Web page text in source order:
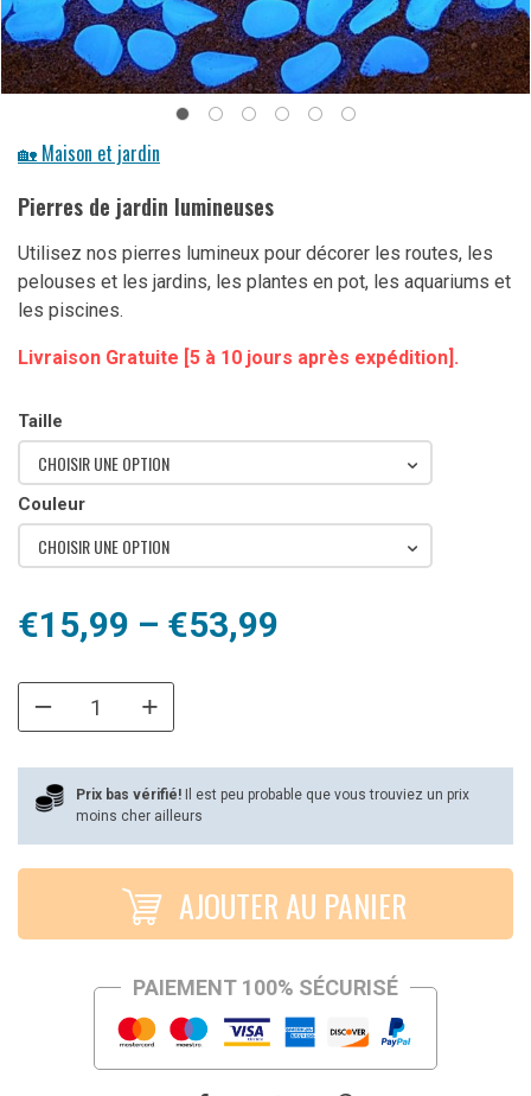
🏡 Maison et jardin
Pierres de jardin lumineuses
Utilisez nos pierres lumineux pour décorer les routes, les
pelouses et les jardins, les plantes en pot, les aquariums et
les piscines.
Livraison Gratuite [5 à 10 jours après expédition].
Taille
CHOISIR UNE OPTION
Couleur
CHOISIR UNE OPTION
€15,99 – €53,99
Plage
prix :
€53,99
Prix bas vérifié!
Il est peu probable que vous trouviez un prix
moins cher ailleurs
AJOUTER AU PANIER
PAIEMENT 100% SÉCURISÉ